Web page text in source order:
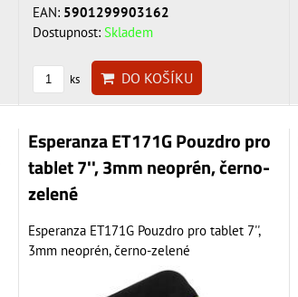
EAN: 5901299903162
Dostupnost: Skladem
ks DO KOŠÍKU
Esperanza ET171G Pouzdro pro
tablet 7'', 3mm neoprén, černo-
zelené
Esperanza ET171G Pouzdro pro tablet 7'',
3mm neoprén, černo-zelené